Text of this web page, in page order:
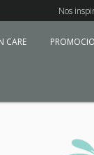
Nos
CARE